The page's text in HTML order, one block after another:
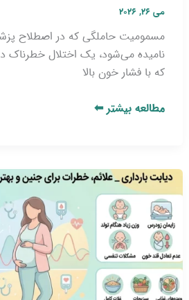
می 26, 2026
مسمومیت حاملگی که در اصطلاح
نامیده می‌شود، یک اختلال خطرناک
که با فشار خون بالا
مطالعه بیشتر ⬅
دیابت
بارداری
_
علائم،
خطرات
برای
جنین